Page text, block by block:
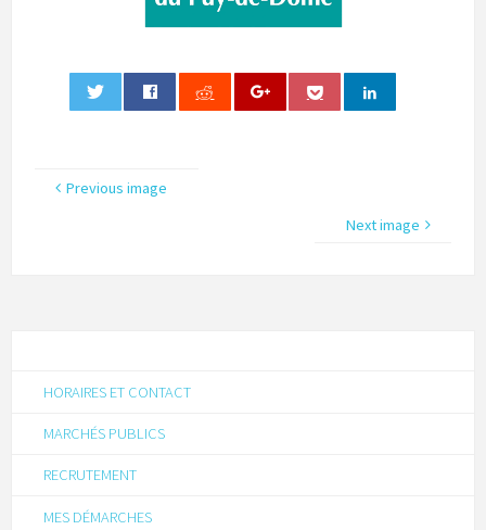
Previous image
Next image
HORAIRES ET CONTACT
MARCHÉS PUBLICS
RECRUTEMENT
MES DÉMARCHES